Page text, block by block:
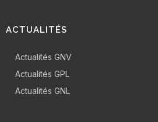
ACTUALITÉS
Actualités GNV
Actualités GPL
Actualités GNL